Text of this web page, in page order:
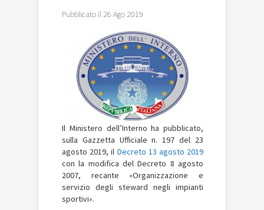
Pubblicato il 26 Ago 2019
Il Ministero dell’Interno ha pubblicato,
sulla Gazzetta Ufficiale n. 197 del 23
agosto 2019, il Decreto 13 agosto 2019
con la modifica del Decreto 8 agosto
2007, recante «Organizzazione e
servizio degli steward negli impianti
sportivi».